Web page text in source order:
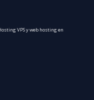
VPS y web hosting en